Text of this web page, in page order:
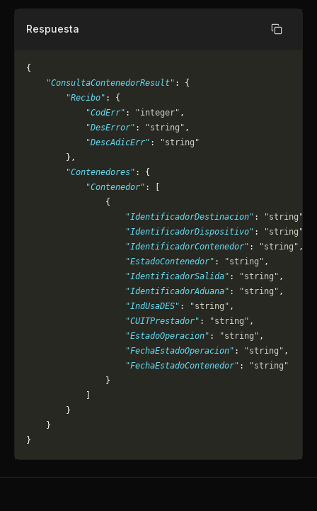
Respuesta Copiar
{
    "ConsultaContenedorResult"
: {
        "Recibo"
: {
            "CodErr"
: "integer" ,
            "DesError"
: "string" ,
            "DescAdicErr"
:
"string"
        },
        "Contenedores"
: {
            "Contenedor"
: [
                {
                    "IdentificadorDestinacion"
: "string"
                    "IdentificadorDispositivo"
: "string"
                    "IdentificadorContenedor"
: "string" ,
                    "EstadoContenedor"
: "string" ,
                    "IdentificadorSalida"
: "string" ,
                    "IdentificadorAduana"
: "string" ,
                    "IndUsaDES"
: "string" ,
                    "CUITPrestador"
: "string" ,
                    "EstadoOperacion"
: "string" ,
                    "FechaEstadoOperacion"
: "string" ,
                    "FechaEstadoContenedor"
:
"string"
                }
        }
    }
}